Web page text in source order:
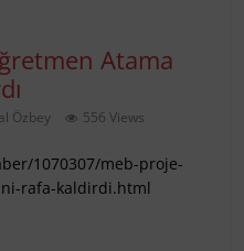
Atama
Özbey 556 Views
1070307/meb-proje-
rafa-kaldirdi.html